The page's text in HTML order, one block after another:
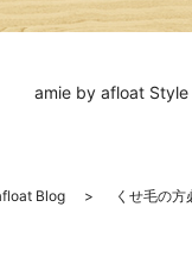
amie by afloat Style
Blog くせ毛の